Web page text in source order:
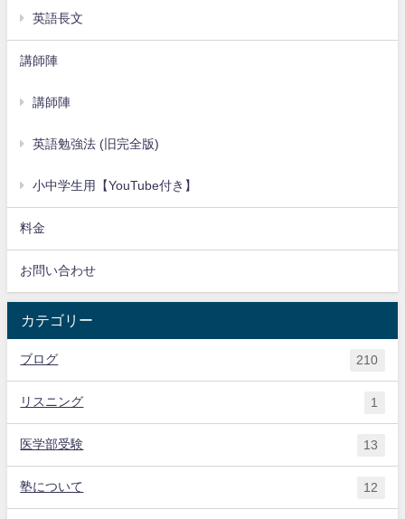
英語長文
講師陣
講師陣
英語勉強法 (旧完全版)
小中学生用【YouTube付き】
料金
お問い合わせ
カテゴリー
ブログ 210
リスニング 1
医学部受験 13
塾について 12